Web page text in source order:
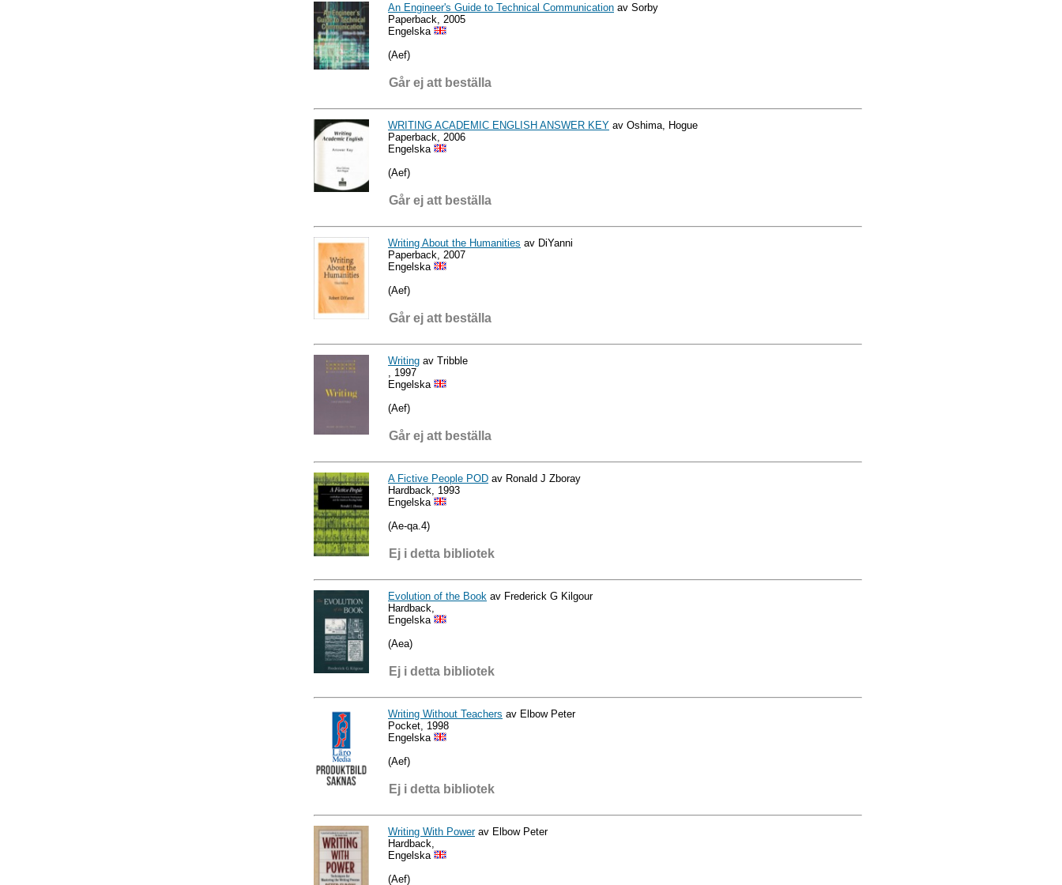
An Engineer's Guide to Technical Communication av Sorby
Paperback, 2005
Engelska
(Aef)
Går ej att beställa
WRITING ACADEMIC ENGLISH ANSWER KEY av Oshima, Hogue
Paperback, 2006
Engelska
(Aef)
Går ej att beställa
Writing About the Humanities av DiYanni
Paperback, 2007
Engelska
(Aef)
Går ej att beställa
Writing av Tribble
, 1997
Engelska
(Aef)
Går ej att beställa
A Fictive People POD av Ronald J Zboray
Hardback, 1993
Engelska
(Ae-qa.4)
Ej i detta bibliotek
Evolution of the Book av Frederick G Kilgour
Hardback,
Engelska
(Aea)
Ej i detta bibliotek
Writing Without Teachers av Elbow Peter
Pocket, 1998
Engelska
(Aef)
Ej i detta bibliotek
Writing With Powerav Elbow Peter
Hardback,
Engelska
(Aef)